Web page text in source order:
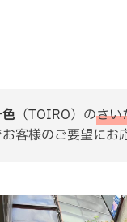
（TOIRO）のさい
客様のご要望にお